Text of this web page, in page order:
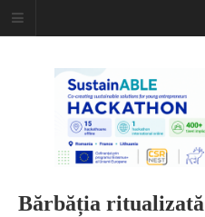
Caiet de
insemnari
DESCARCĂ!
Bărbăția ritualizată